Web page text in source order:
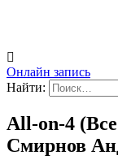
Онлайн запись
Найти:
All-on-4
Смирнов